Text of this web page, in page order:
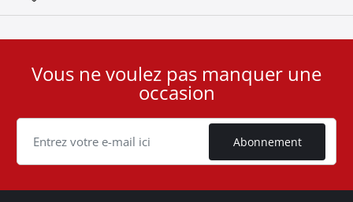
User
Cookie
Vous ne voulez pas manquer une
occasion
Abonnement